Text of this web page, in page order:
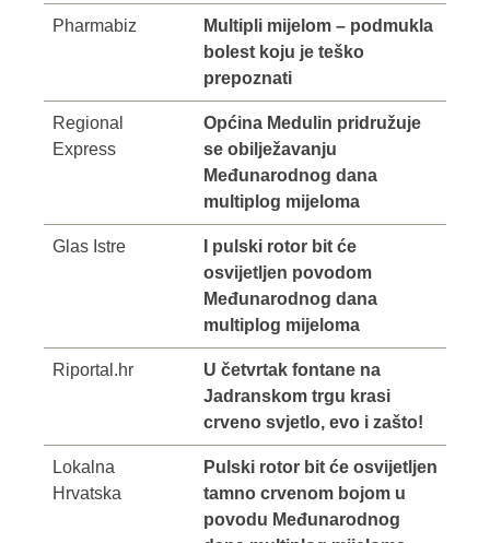
Pharmabiz
Multipli mijelom – podmukla
bolest koju je teško
prepoznati
Regional
Express
Općina Medulin pridružuje
se obilježavanju
Međunarodnog dana
multiplog mijeloma
Glas Istre
I pulski rotor bit će
osvijetljen povodom
Međunarodnog dana
multiplog mijeloma
Riportal.hr
U četvrtak fontane na
Jadranskom trgu krasi
crveno svjetlo, evo i zašto!
Lokalna
Hrvatska
Pulski rotor bit će osvijetljen
tamno crvenom bojom u
povodu Međunarodnog